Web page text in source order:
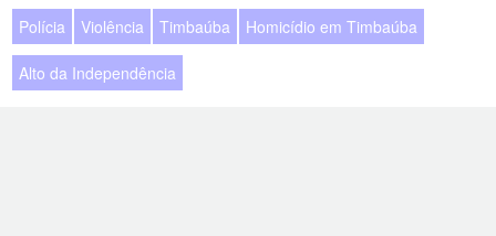
Polícia Violência Timbaúba Homicídio em Timbaúba
Alto da Independência